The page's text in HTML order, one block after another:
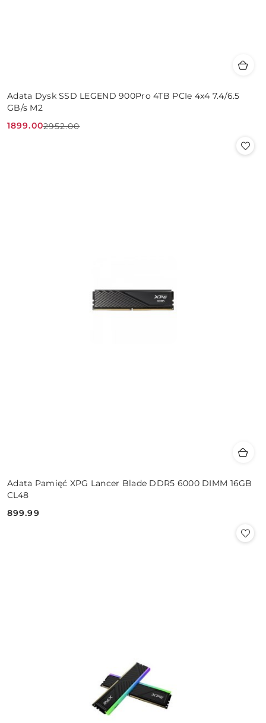
Adata Dysk SSD LEGEND 900Pro 4TB PCIe 4x4 7.4/6.5
GB/s M2
Cena
1899.00
Cena
2952.00
Adata Pamięć XPG Lancer Blade DDR5 6000 DIMM 16GB
CL48
Cena:
899.99